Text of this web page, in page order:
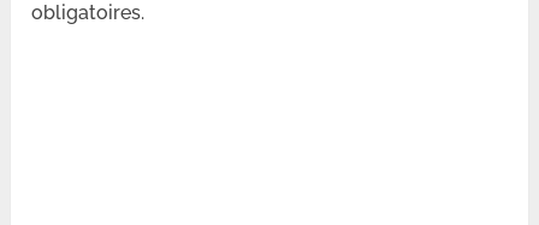
obligatoires.